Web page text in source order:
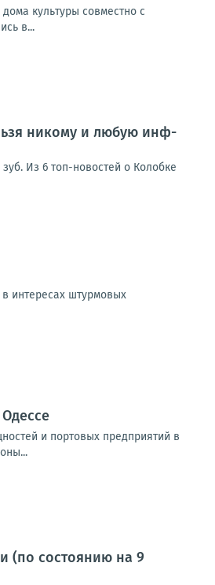
культуры совместно с
в...
никому и любую инф-
Из 6 топ-новостей о Колобке
интересах штурмовых
и портовых предприятий в
(по состоянию на 9